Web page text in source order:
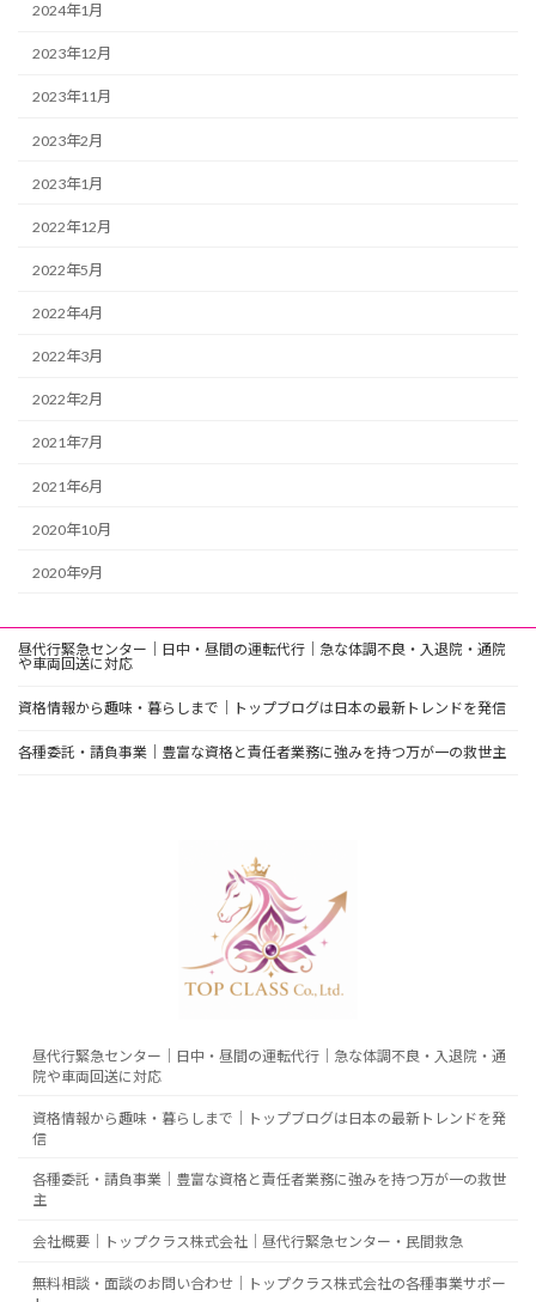
2024年1月
2023年12月
2023年11月
2023年2月
2023年1月
2022年12月
2022年5月
2022年4月
2022年3月
2022年2月
2021年7月
2021年6月
2020年10月
2020年9月
昼代行緊急センター｜日中・昼間の運転代行｜急な体調不良・入退院・通院
や車両回送に対応
資格情報から趣味・暮らしまで｜トップブログは日本の最新トレンドを発信
各種委託・請負事業｜豊富な資格と責任者業務に強みを持つ万が一の救世主
昼代行緊急センター｜日中・昼間の運転代行｜急な体調不良・入退院・通
院や車両回送に対応
資格情報から趣味・暮らしまで｜トップブログは日本の最新トレンドを発
信
各種委託・請負事業｜豊富な資格と責任者業務に強みを持つ万が一の救世
主
会社概要｜トップクラス株式会社｜昼代行緊急センター・民間救急
無料相談・面談のお問い合わせ｜トップクラス株式会社の各種事業サポー